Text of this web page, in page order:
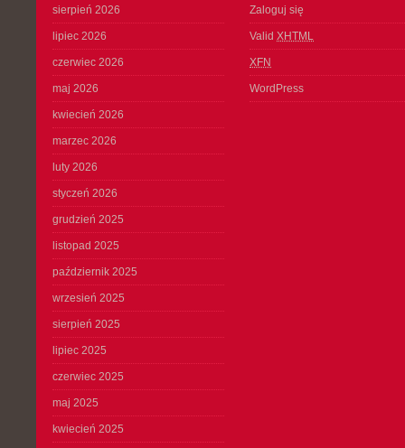
sierpień 2026
lipiec 2026
czerwiec 2026
maj 2026
kwiecień 2026
marzec 2026
luty 2026
styczeń 2026
grudzień 2025
listopad 2025
październik 2025
wrzesień 2025
sierpień 2025
lipiec 2025
czerwiec 2025
maj 2025
kwiecień 2025
Zaloguj się
Valid XHTML
XFN
WordPress